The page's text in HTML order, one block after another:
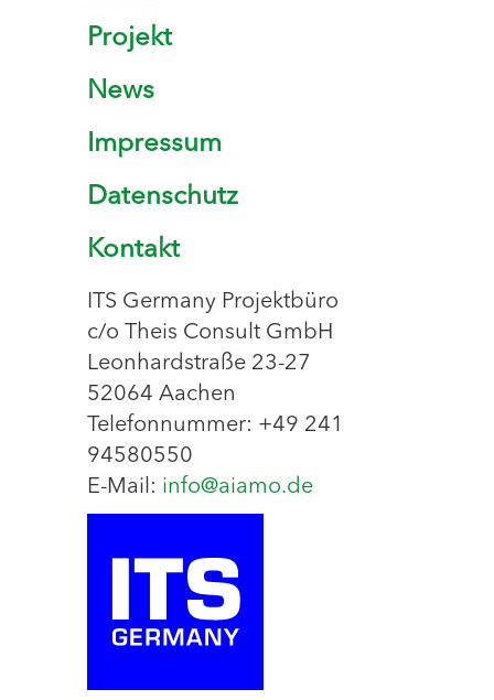
Projekt
News
Impressum
Datenschutz
Kontakt
ITS Germany Projektbüro
c/o Theis Consult GmbH
Leonhardstraße 23-27
52064 Aachen
Telefonnummer: +49 241
94580550
E-Mail: info@aiamo.de